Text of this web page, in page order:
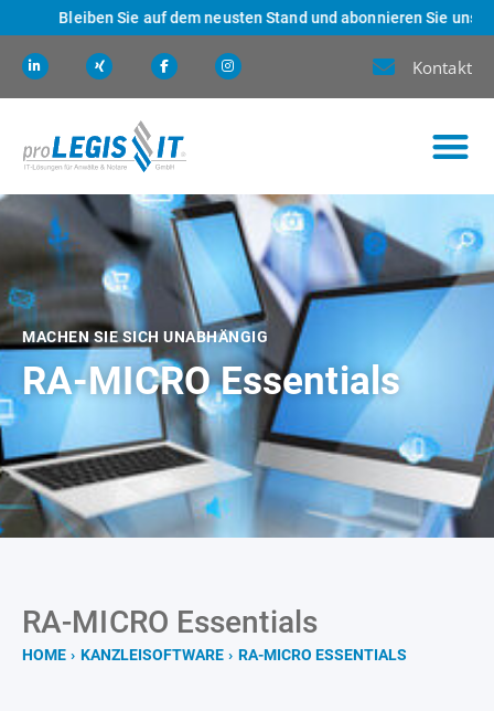
Bleiben Sie auf dem neusten Stand und abonnieren Sie
Kontakt
MACHEN SIE SICH UNABHÄNGIG
RA-MICRO Essentials
RA-MICRO Essentials
HOME › KANZLEISOFTWARE › RA-MICRO ESSENTIALS